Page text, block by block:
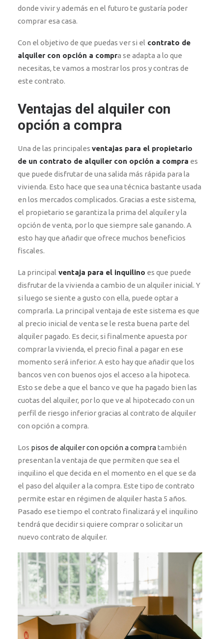
donde vivir y además en el futuro te gustaría poder
comprar esa casa.
Con el objetivo de que puedas ver si el contrato de
alquiler con opción a compra se adapta a lo que
necesitas, te vamos a mostrar los pros y contras de
este contrato.
Ventajas del alquiler con
opción a compra
Una de las principales ventajas para el propietario
de un contrato de alquiler con opción a compra es
que puede disfrutar de una salida más rápida para la
vivienda. Esto hace que sea una técnica bastante usada
en los mercados complicados. Gracias a este sistema,
el propietario se garantiza la prima del alquiler y la
opción de venta, por lo que siempre sale ganando. A
esto hay que añadir que ofrece muchos beneficios
fiscales.
La principal ventaja para el inquilino es que puede
disfrutar de la vivienda a cambio de un alquiler inicial. Y
si luego se siente a gusto con ella, puede optar a
comprarla. La principal ventaja de este sistema es que
al precio inicial de venta se le resta buena parte del
alquiler pagado. Es decir, si finalmente apuesta por
comprar la vivienda, el precio final a pagar en ese
momento será inferior. A esto hay que añadir que los
bancos ven con buenos ojos el acceso a la hipoteca.
Esto se debe a que el banco ve que ha pagado bien las
cuotas del alquiler, por lo que ve al hipotecado con un
perfil de riesgo inferior gracias al contrato de alquiler
con opción a compra.
Los pisos de alquiler con opción a compratambién
presentan la ventaja de que permiten que sea el
inquilino el que decida en el momento en el que se da
el paso del alquiler a la compra. Este tipo de contrato
permite estar en régimen de alquiler hasta 5 años.
Pasado ese tiempo el contrato finalizará y el inquilino
tendrá que decidir si quiere comprar o solicitar un
nuevo contrato de alquiler.